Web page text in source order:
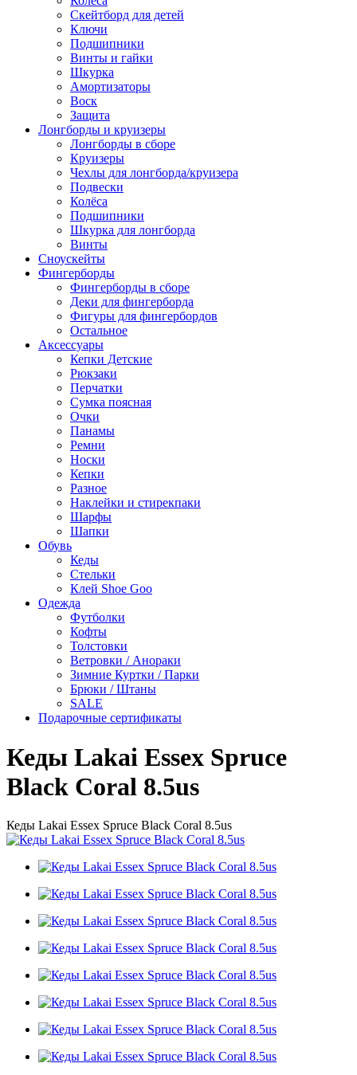
Скейтборд для детей
Ключи
Подшипники
Винты и гайки
Шкурка
Амортизаторы
Воск
Защита
Лонгборды и круизеры
Лонгборды в сборе
Круизеры
Чехлы для лонгборда/круизера
Подвески
Колёса
Подшипники
Шкурка для лонгборда
Винты
Сноускейты
Фингерборды
Фингерборды в сборе
Деки для фингерборда
Фигуры для фингербордов
Остальное
Аксессуары
Кепки Детские
Рюкзаки
Перчатки
Сумка поясная
Очки
Панамы
Ремни
Носки
Кепки
Разное
Наклейки и стирекпаки
Шарфы
Шапки
Обувь
Кеды
Стельки
Клей Shoe Goo
Одежда
Футболки
Кофты
Толстовки
Ветровки / Анораки
Зимние Куртки / Парки
Брюки / Штаны
SALE
Подарочные сертификаты
Кеды Lakai Essex Spruce
Black Coral 8.5us
Кеды Lakai Essex Spruce Black Coral 8.5us